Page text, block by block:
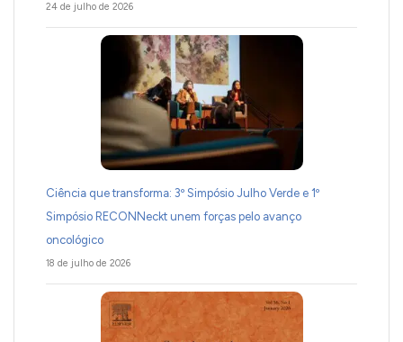
24 de julho de 2026
Ciência que transforma: 3º Simpósio Julho Verde e 1º
Simpósio RECONNeckt unem forças pelo avanço
oncológico
18 de julho de 2026